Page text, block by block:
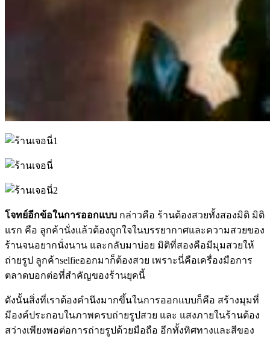
โจทย์อีกข้อในการออกแบบ กล่าวคือ ร้านต้องสวยทั้งสองมิติ มิติ
แรก คือ ลูกค้านั่งแล้วต้องถูกใจในบรรยากาศและความสวยของ
ร้านจนอยากนั่งนาน และกลับมาบ่อย มิติที่สองคือมีมุมสวยให้
ถ่ายรูป ลูกค้าselfieออกมาก็ต้องสวย เพราะนี่คือเครื่องมือการ
ตลาดบอกต่อที่สำคัญของร้านยุคนี้
ดังนั้นสิ่งที่เราต้องคำนึงมากขึ้นในการออกแบบก็คือ สร้างมุมที่
มีองค์ประกอบในภาพครบถ่ายรูปสวย และ แสงภายในร้านต้อง
สว่างเพียงพอต่อการถ่ายรูปด้วยมือถือ อีกทั้งทิศทางและสีของ